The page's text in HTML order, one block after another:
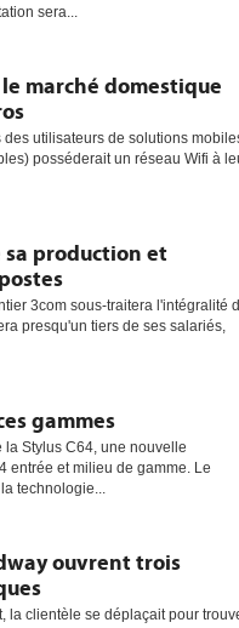
sera...
marché domestique
des utilisateurs de solutions
posséderait un réseau Wifi à
sa production et
3com sous-traitera l'intégralité
presqu'un tiers de ses salariés,
gammes
la Stylus C64, une nouvelle
entrée et milieu de gamme. Le
technologie...
ouvrent trois
la clientèle se déplaçait pour